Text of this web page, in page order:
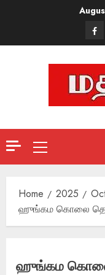
Primary
Menu
Home 2025
ஹுங்கம கொலை
ஹுங்கம கொலை